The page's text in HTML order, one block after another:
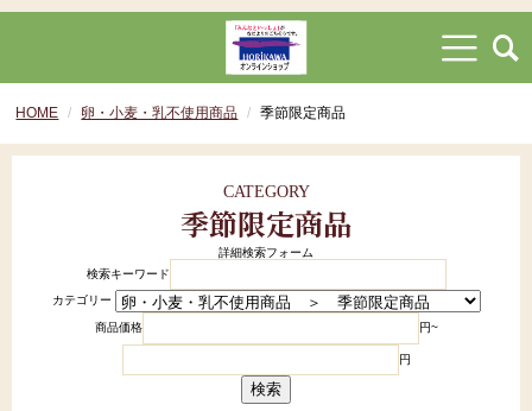
HOME 卵・小麦・乳不使用商品 季節限定商品
CATEGORY
季節限定商品
詳細検索フォーム
検索キーワード
カテゴリー
商品価格 円~
円
検索